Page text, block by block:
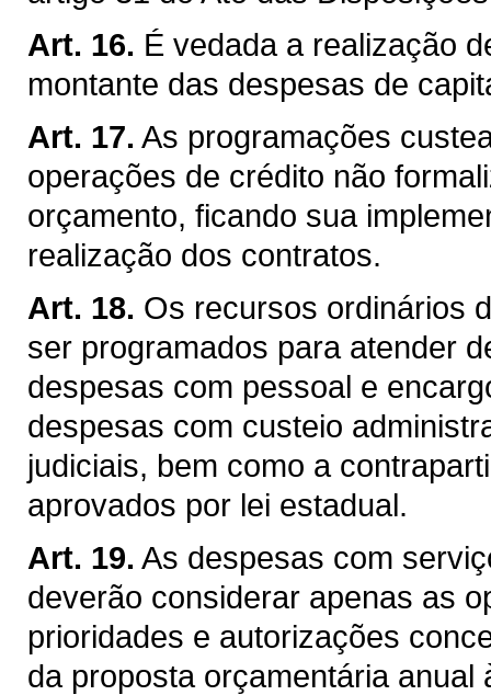
Art. 16. É vedada a realização
montante das despesas de
Art. 17. As programações
operações de crédito não
orçamento, ficando sua
realização dos contratos.
Art. 18. Os recursos ordinários
ser programados para atender
despesas com pessoal e
despesas com custeio
judiciais, bem como a
aprovados por lei estadual.
Art. 19. As despesas com
deverão considerar apenas as
prioridades e autorizações
da proposta orçamentária anual